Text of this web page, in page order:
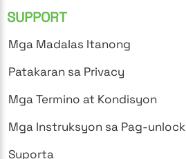
SUPPORT
Mga Madalas Itanong
Patakaran sa Privacy
Mga Termino at Kondisyon
Mga Instruksyon sa Pag-unlock
Suporta